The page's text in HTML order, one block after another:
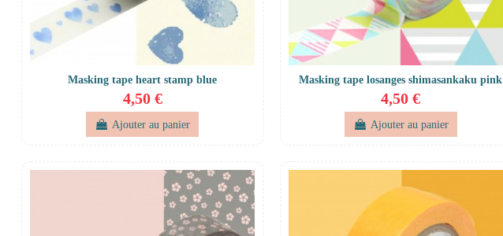
Masking tape heart stamp blue
4,50 €
Ajouter au panier
Masking tape losanges shimasankaku pink
4,50 €
Ajouter au panier